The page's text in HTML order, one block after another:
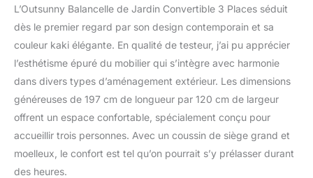
transforme facilement en
un lit hamac AUVENT
INCLINAISON RÉGLABLE
: Toit d'inclinaison
réglable avec toile en
polyester afin de vous
adapter aux différentes
hauteurs du soleil
suivant l'heure de la
journée pour une
protection optimale
L’Outsunny Balancelle de Jardin Convertible 3 Places séduit
dès le premier regard par son design contemporain et sa
couleur kaki élégante. En qualité de testeur, j’ai pu apprécier
l’esthétisme épuré du mobilier qui s’intègre avec harmonie
dans divers types d’aménagement extérieur. Les dimensions
généreuses de 197 cm de longueur par 120 cm de largeur
offrent un espace confortable, spécialement conçu pour
accueillir trois personnes. Avec un coussin de siège grand et
moelleux, le confort est tel qu’on pourrait s’y prélasser durant
des heures.